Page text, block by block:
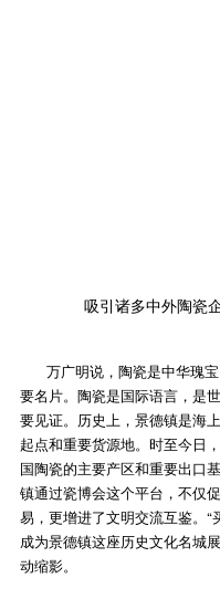
吸引诸多中外陶瓷
万广明说，陶瓷是中华瑰宝
要名片。陶瓷是国际语言，是
要见证。历史上，景德镇是海
起点和重要货源地。时至今日
国陶瓷的主要产区和重要出口
镇通过瓷博会这个平台，不仅
易，更增进了文明交流互鉴。“
成为景德镇这座历史文化名城
动缩影。